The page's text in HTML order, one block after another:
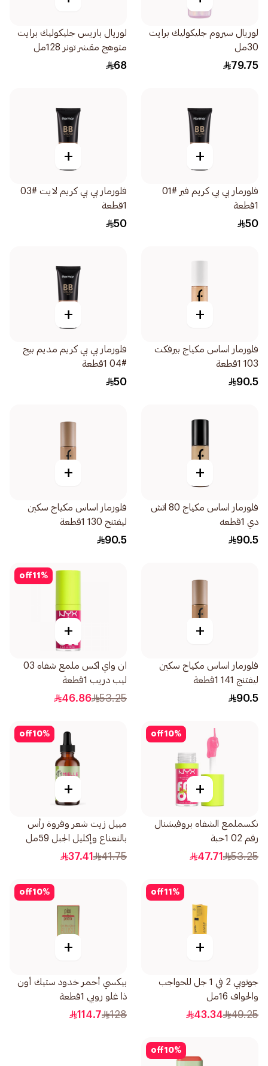
لوريال سيروم جليكوليك برايت
30مل
79.75
لوريال باريس جليكوليك برايت
متوهج مقشر تونر 128مل
68
+
فلورمار بي بي كريم فير #01
1قطعة
50
+
فلورمار بي بي كريم لايت #03
1قطعة
50
+
فلورمار اساس مكياج بيرفكت
103 1قطعة
90.5
+
فلورمار بي بي كريم مديم بيج
#04 1قطعة
50
+
فلورمار اساس مكياج 80 اتش
دي 1قطعه
90.5
+
فلورمار اساس مكياج سكين
ليفتنج 130 1قطعة
90.5
+
فلورمار اساس مكياج سكين
ليفتنج 141 1قطعة
90.5
11 %
off
+
ان واي اكس ملمع شفاه 03
ليب دريب 1قطعة
53.25
46.86
10%
off
+
نكسملمع الشفاه بروفيشنال
رقم 02 1حبة
53.25
47.71
10%
off
+
مييل زيت شعر وفروة رأس
بالنعناع وإكليل الجبل 59مل
41.75
37.41
11 %
off
+
جوتوبي 2 في 1 جل للحواجب
والحواف 16مل
49.25
43.34
10%
off
+
بيكسي أحمر خدود ستيك أون
ذا غلو روبي 1قطعة
128
114.7
10%
off